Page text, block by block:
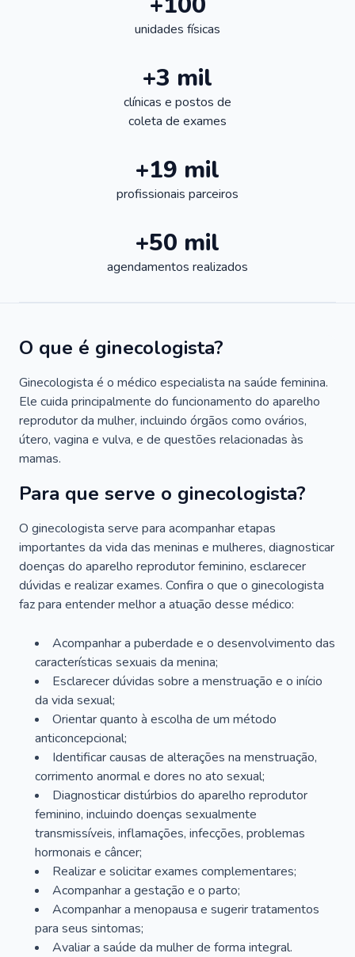
unidades físicas
+3 mil
clínicas e postos de
coleta de exames
+19 mil
profissionais parceiros
+50 mil
agendamentos realizados
O que é ginecologista?
Ginecologista é o médico especialista na saúde feminina.
Ele cuida principalmente do funcionamento do aparelho
reprodutor da mulher, incluindo órgãos como ovários,
útero, vagina e vulva, e de questões relacionadas às
mamas.
Para que serve o ginecologista?
O ginecologista serve para acompanhar etapas
importantes da vida das meninas e mulheres, diagnosticar
doenças do aparelho reprodutor feminino, esclarecer
dúvidas e realizar exames. Confira o que o ginecologista
faz para entender melhor a atuação desse médico:
Acompanhar a puberdade e o desenvolvimento das
características sexuais da menina;
Esclarecer dúvidas sobre a menstruação e o início
da vida sexual;
Orientar quanto à escolha de um método
anticoncepcional;
Identificar causas de alterações na menstruação,
corrimento anormal e dores no ato sexual;
Diagnosticar distúrbios do aparelho reprodutor
feminino, incluindo doenças sexualmente
transmissíveis, inflamações, infecções, problemas
hormonais e câncer;
Realizar e solicitar exames complementares;
Acompanhar a gestação e o parto;
Acompanhar a menopausa e sugerir tratamentos
para seus sintomas;
Avaliar a saúde da mulher de forma integral.